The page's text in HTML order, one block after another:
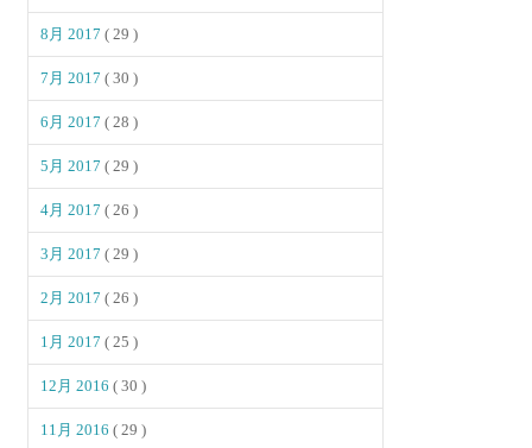
8月 2017( 29 )
7月 2017( 30 )
6月 2017( 28 )
5月 2017( 29 )
4月 2017( 26 )
3月 2017( 29 )
2月 2017( 26 )
1月 2017( 25 )
12月 2016( 30 )
11月 2016( 29 )